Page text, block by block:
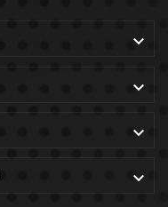



